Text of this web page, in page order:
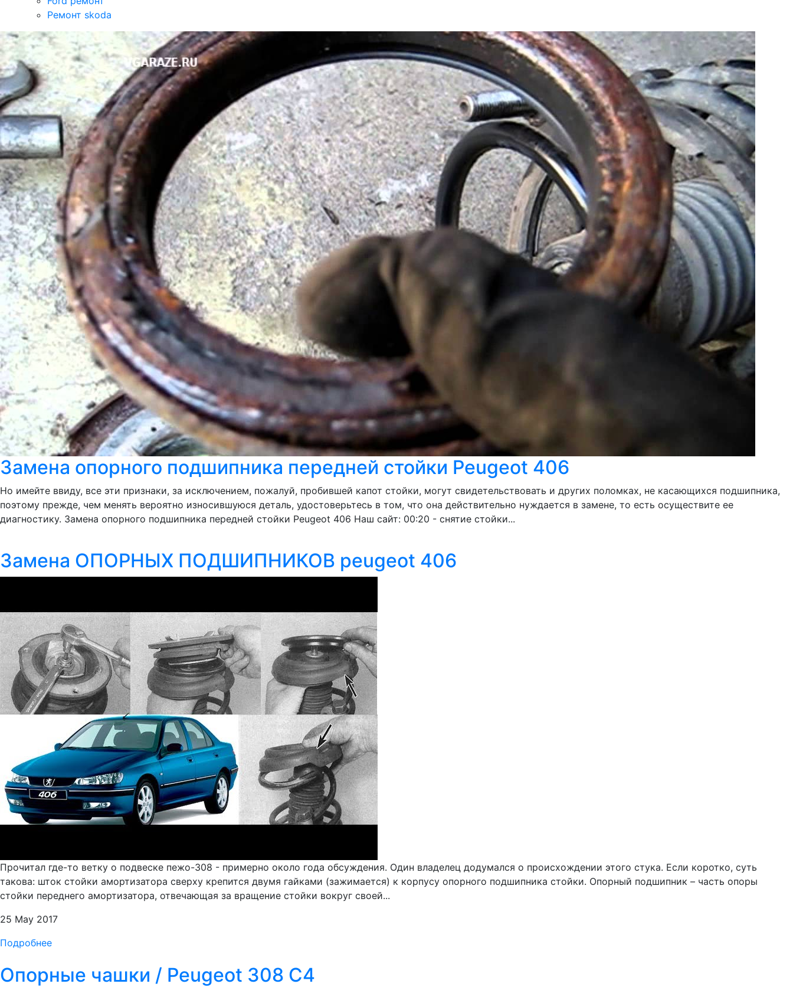
Ремонт skoda
Замена опорного подшипника передней стойки Peugeot 406
Но имейте ввиду, все эти признаки, за исключением, пожалуй, пробившей капот стойки, могут свидетельствовать и других поломках, не касающихся подшипника,
поэтому прежде, чем менять вероятно износившуюся деталь, удостоверьтесь в том, что она действительно нуждается в замене, то есть осуществите ее
диагностику. Замена опорного подшипника передней стойки Peugeot 406 Наш сайт: 00:20 - снятие стойки...
Замена ОПОРНЫХ ПОДШИПНИКОВ peugeot 406
Прочитал где-то ветку о подвеске пежо-308 - примерно около года обсуждения. Один владелец додумался о происхождении этого стука. Если коротко, суть
такова: шток стойки амортизатора сверху крепится двумя гайками (зажимается) к корпусу опорного подшипника стойки. Опорный подшипник – часть опоры
стойки переднего амортизатора, отвечающая за вращение стойки вокруг своей...
25 May 2017
Подробнее
Опорные чашки / Peugeot 308 C4